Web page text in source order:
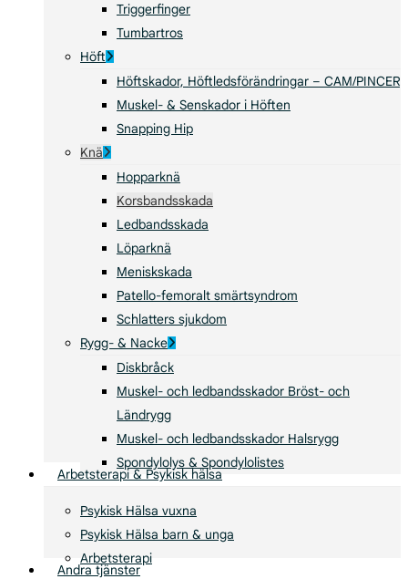
Triggerfinger
Tumbartros
Höft
Höftskador, Höftledsförändringar – CAM/PINCER
Muskel- & Senskador i Höften
Snapping Hip
Knä
Hopparknä
Korsbandsskada
Ledbandsskada
Löparknä
Meniskskada
Patello-femoralt smärtsyndrom
Schlatters sjukdom
Rygg- & Nacke
Diskbråck
Muskel- och ledbandsskador Bröst- och
Ländrygg
Muskel- och ledbandsskador Halsrygg
Spondylolys & Spondylolistes
Arbetsterapi & Psykisk hälsa
Psykisk Hälsa vuxna
Psykisk Hälsa barn & unga
Arbetsterapi
Andra tjänster